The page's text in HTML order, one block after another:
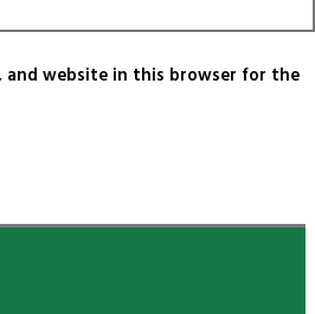
and website in this browser for the